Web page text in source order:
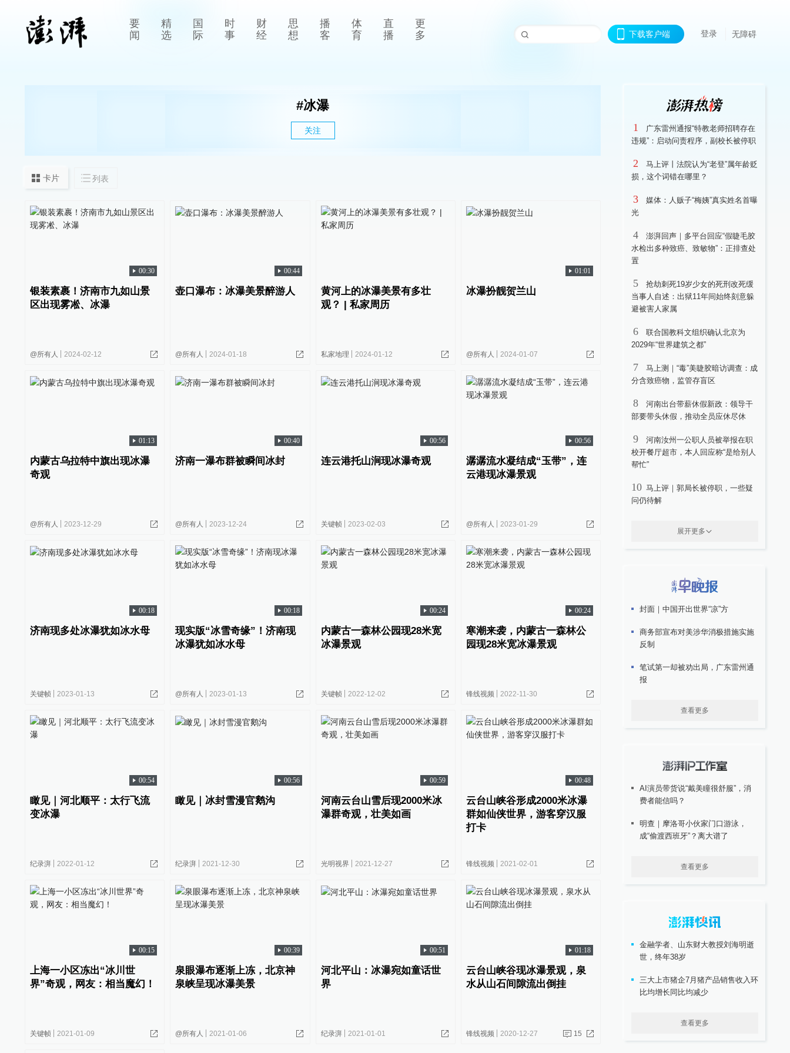
要
闻
精
选
国
际
时
事
财
经
思
想
播
客
体
育
直
播
更
多
下载客户端 登录 无障碍
#冰瀑
关注
卡片 列表
00:30
银装素裹！济南市九如山景
区出现雾凇、冰瀑
@所有人 2024-02-12
00:44
壶口瀑布：冰瀑美景醉游人
@所有人 2024-01-18
黄河上的冰瀑美景有多壮
观？ | 私家周历
私家地理 2024-01-12
01:01
冰瀑扮靓贺兰山
@所有人 2024-01-07
01:13
内蒙古乌拉特中旗出现冰瀑
奇观
@所有人 2023-12-29
00:40
济南一瀑布群被瞬间冰封
@所有人 2023-12-24
00:56
连云港托山涧现冰瀑奇观
关键帧 2023-02-03
00:56
潺潺流水凝结成“玉带”，连
云港现冰瀑景观
@所有人 2023-01-29
00:18
济南现多处冰瀑犹如冰水母
关键帧 2023-01-13
00:18
现实版“冰雪奇缘”！济南现
冰瀑犹如冰水母
@所有人 2023-01-13
00:24
内蒙古一森林公园现28米宽
冰瀑景观
关键帧 2022-12-02
00:24
寒潮来袭，内蒙古一森林公
园现28米宽冰瀑景观
锋线视频 2022-11-30
00:54
瞰见｜河北顺平：太行飞流
变冰瀑
纪录湃 2022-01-12
00:56
瞰见｜冰封雪漫官鹅沟
纪录湃 2021-12-30
00:59
河南云台山雪后现2000米冰
瀑群奇观，壮美如画
光明视界 2021-12-27
00:48
云台山峡谷形成2000米冰瀑
群如仙侠世界，游客穿汉服
打卡
锋线视频 2021-02-01
00:15
上海一小区冻出“冰川世
界”奇观，网友：相当魔幻！
关键帧 2021-01-09
00:39
泉眼瀑布逐渐上冻，北京神
泉峡呈现冰瀑美景
@所有人 2021-01-06
00:51
河北平山：冰瀑宛如童话世
界
纪录湃 2021-01-01
01:18
云台山峡谷现冰瀑景观，泉
水从山石间隙流出倒挂
锋线视频 2020-12-27 15
1
广东雷州通报“特教老师招聘存在
违规”：启动问责程序，副校长被停职
2
马上评丨法院认为“老登”属年龄贬
损，这个词错在哪里？
3
媒体：人贩子“梅姨”真实姓名首曝
光
4
澎湃回声｜多平台回应“假睫毛胶
水检出多种致癌、致敏物”：正排查处
置
5
抢劫刺死19岁少女的死刑改死缓
当事人自述：出狱11年间始终刻意躲
避被害人家属
6
联合国教科文组织确认北京为
2029年“世界建筑之都”
7
马上测｜“毒”美睫胶暗访调查：成
分含致癌物，监管存盲区
8
河南出台带薪休假新政：领导干
部要带头休假，推动全员应休尽休
9
河南汝州一公职人员被举报在职
校开餐厅超市，本人回应称“是给别人
帮忙”
10 马上评｜郭局长被停职，一些疑
问仍待解
展开更多
封面｜中国开出世界“凉”方
商务部宣布对美涉华消极措施实施
反制
笔试第一却被劝出局，广东雷州通
报
查看更多
AI演员带货说“戴美瞳很舒服”，消
费者能信吗？
明查｜摩洛哥小伙家门口游泳，
成“偷渡西班牙”？离大谱了
查看更多
金融学者、山东财大教授刘海明逝
世，终年38岁
三大上市猪企7月猪产品销售收入环
比均增长同比均减少
查看更多